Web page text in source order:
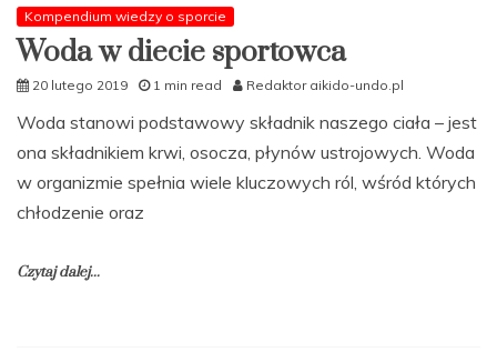
Kompendium wiedzy o sporcie
Woda w diecie sportowca
20 lutego 2019 1 min read Redaktor aikido-undo.pl
Woda stanowi podstawowy składnik naszego ciała – jest
ona składnikiem krwi, osocza, płynów ustrojowych. Woda
w organizmie spełnia wiele kluczowych ról, wśród których
chłodzenie oraz
Czytaj dalej...